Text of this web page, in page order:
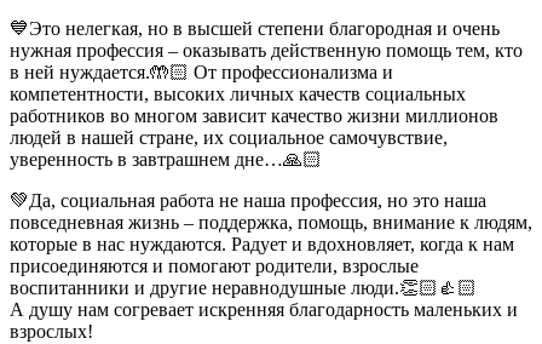
💙Это нелегкая, но в высшей степени благородная и очень
нужная профессия – оказывать действенную помощь тем, кто
в ней нуждается.🤲🏻 От профессионализма и
компетентности, высоких личных качеств социальных
работников во многом зависит качество жизни миллионов
людей в нашей стране, их социальное самочувствие,
уверенность в завтрашнем дне…🙏🏻
💚Да, социальная работа не наша профессия, но это наша
повседневная жизнь – поддержка, помощь, внимание к людям,
которые в нас нуждаются. Радует и вдохновляет, когда к нам
присоединяются и помогают родители, взрослые
воспитанники и другие неравнодушные люди.👏🏻👍🏻
А душу нам согревает искренняя благодарность маленьких и
взрослых!